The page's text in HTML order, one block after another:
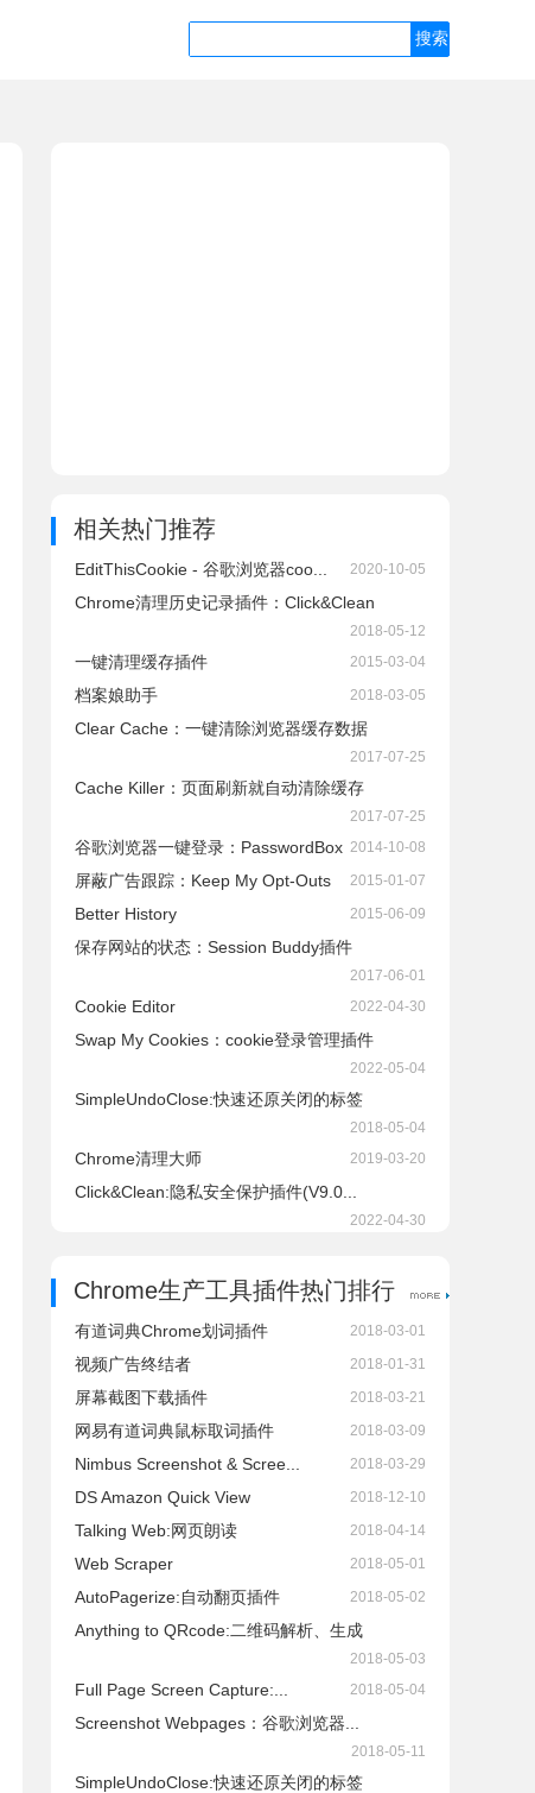
相关热门推荐
EditThisCookie - 谷歌浏览器coo... 2020-10-05
Chrome清理历史记录插件：Click&Clean
2018-05-12
一键清理缓存插件 2015-03-04
档案娘助手 2018-03-05
Clear Cache：一键清除浏览器缓存数据
2017-07-25
Cache Killer：页面刷新就自动清除缓存
2017-07-25
谷歌浏览器一键登录：PasswordBox 2014-10-08
屏蔽广告跟踪：Keep My Opt-Outs 2015-01-07
Better History 2015-06-09
保存网站的状态：Session Buddy插件
2017-06-01
Cookie Editor 2022-04-30
Swap My Cookies：cookie登录管理插件
2022-05-04
SimpleUndoClose:快速还原关闭的标签
2018-05-04
Chrome清理大师 2019-03-20
Click&Clean:隐私安全保护插件(V9.0...
2022-04-30
Chrome生产工具插件热门排行
有道词典Chrome划词插件 2018-03-01
视频广告终结者 2018-01-31
屏幕截图下载插件 2018-03-21
网易有道词典鼠标取词插件 2018-03-09
Nimbus Screenshot & Scree... 2018-03-29
DS Amazon Quick View 2018-12-10
Talking Web:网页朗读 2018-04-14
Web Scraper 2018-05-01
AutoPagerize:自动翻页插件 2018-05-02
Anything to QRcode:二维码解析、生成
2018-05-03
Full Page Screen Capture:... 2018-05-04
Screenshot Webpages：谷歌浏览器...
2018-05-11
SimpleUndoClose:快速还原关闭的标签